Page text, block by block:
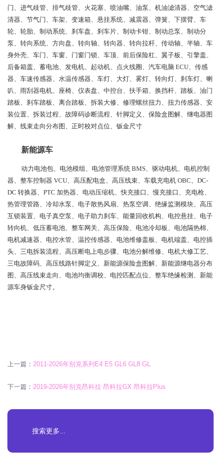
门、进气歧管、排气歧管、火花塞、喷油嘴、油泵、机油滤清器、空气滤
清器、节气门、车架、变速箱、悬挂系统、减震器、弹簧、下摆臂、车
轮、轮胎、制动系统、刹车盘、刹车片、制动卡钳、制动总泵、制动分
泵、转向系统、方向盘、转向轴、转向器、转向拉杆、传动轴、半轴、车
身外壳、车门、车窗、门窗门锁、车顶、前后保险杠、翼子板、引擎盖、
后备箱盖、蓄电池、发电机、起动机、点火线圈、汽车电脑 ECU、传感
器、车速传感器、水温传感器、车灯、大灯、雾灯、转向灯、刹车灯、喇
叭、雨刮器电机、座椅、仪表盘、中控台、扶手箱、换挡杆、踏板、油门
踏板、刹车踏板、离合踏板、拆装大修、修理螺丝扭力、扭力传感器、安
装位置、拆装过程、故障码诊断流程、针脚定义、保险盒图解、继电器图
解、线束走向分布图、正时校对点位、钣金尺寸
新能源车
动力电池包、电池模组、电池管理系统 BMS、驱动电机、电机控制
器、整车控制器 VCU、高压配电盒、高压线束、车载充电机 OBC、DC-
DC 转换器、PTC 加热器、电动压缩机、快充接口、慢充接口、充电枪、
热管理管路、冷却水泵、电子散热风扇、热泵空调、绝缘监测模块、高压
互锁装置、电子真空泵、电子助力刹车、能量回收机构、电控悬挂、电子
转向机、低压蓄电池、整车网关、高压保险、电池冷却板、电池隔热棉、
电机减速器、电控水管、温控传感器、电池维修盖板、电机端盖、电控插
头、三电拆装流程、高压断电上电步骤、电池分解维修、电机大修工艺、
三电故障码、高压线路针脚定义、新能源保险盒图解、新能源继电器分布
图、高压线束走向、电池均衡调校、电控匹配点位、整车绝缘检测、新能
源车身钣金尺寸。
上一篇： 2011-2026年别克系列E4 E5 GL6 GL8 GL
下一篇： 2019-2026年别克昂科拉 昂科拉GX 昂科拉Plus